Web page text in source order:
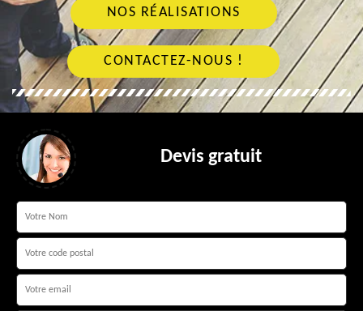
NOS RÉALISATIONS
CONTACTEZ-NOUS !
Devis gratuit